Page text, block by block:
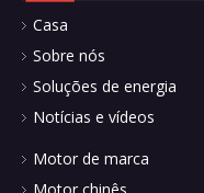
Casa
Sobre nós
Soluções de energia
Notícias e vídeos
Motor de marca